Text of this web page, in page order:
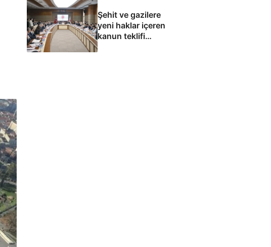
Şehit ve gazilere
yeni haklar içeren
kanun teklifi
komisyondan geçti